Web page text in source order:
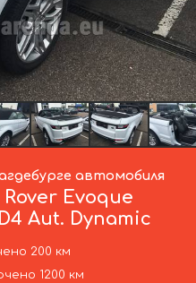
автомобиля
Rover Evoque
Aut. Dynamic
200 км
1200 км